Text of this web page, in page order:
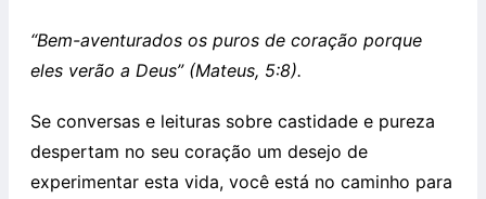
“Bem-aventurados os puros de coração porque
eles verão a Deus” (Mateus, 5:8).
Se conversas e leituras sobre castidade e pureza
despertam no seu coração um desejo de
experimentar esta vida, você está no caminho para